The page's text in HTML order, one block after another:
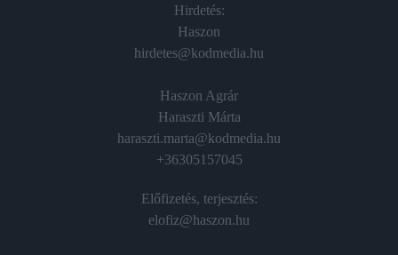
Hirdetés:
Haszon
hirdetes@kodmedia.hu
Haszon Agrár
Haraszti Márta
haraszti.marta@kodmedia.hu
+36305157045
Előfizetés, terjesztés:
elofiz@haszon.hu